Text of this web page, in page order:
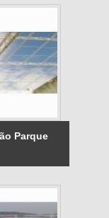
Parque